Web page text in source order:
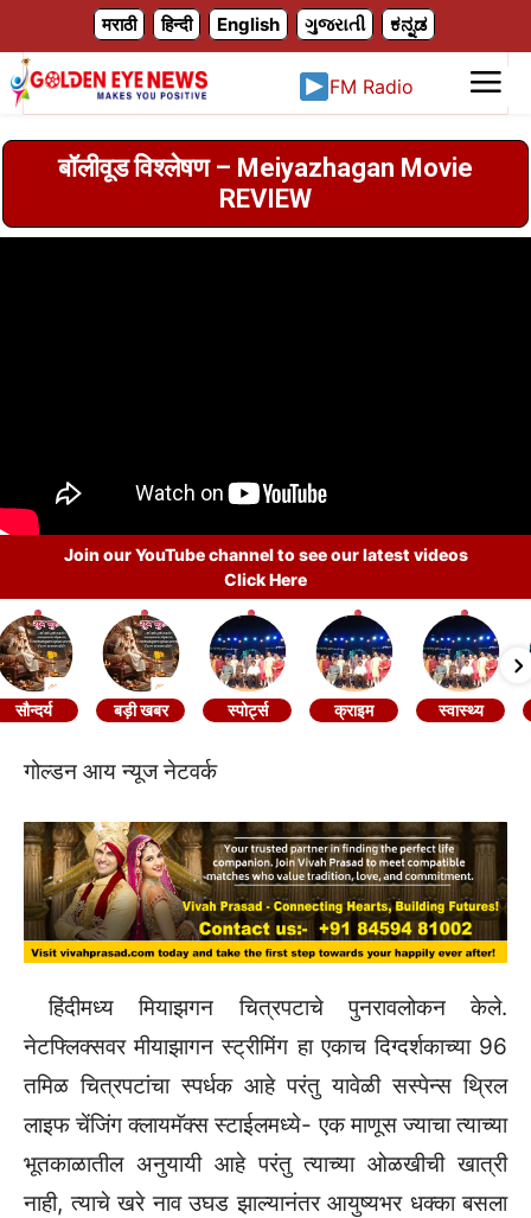
मराठी हिन्दी English ગુજરાતી ಕನ್ನಡ
FM Radio
बॉलीवूड विश्लेषण – Meiyazhagan Movie
REVIEW
Join our YouTube channel to see our latest videos
Click Here
सौन्दर्य बड़ी खबर स्पोर्ट्स क्राइम स्वास्थ्य
गोल्डन आय न्यूज नेटवर्क
हिंदीमध्य मियाझगन चित्रपटाचे पुनरावलोकन केले.
नेटफ्लिक्सवर मीयाझागन स्ट्रीमिंग हा एकाच दिग्दर्शकाच्या 96
तमिळ चित्रपटांचा स्पर्धक आहे परंतु यावेळी सस्पेन्स थ्रिल
लाइफ चेंजिंग क्लायमॅक्स स्टाईलमध्ये- एक माणूस ज्याचा त्याच्या
भूतकाळातील अनुयायी आहे परंतु त्याच्या ओळखीची खात्री
नाही, त्याचे खरे नाव उघड झाल्यानंतर आयुष्यभर धक्का बसला